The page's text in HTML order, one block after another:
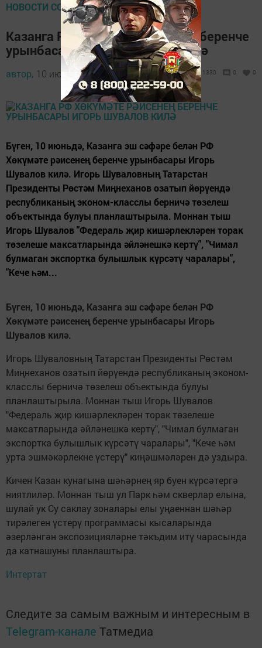
НОВОСТИ СО ВСЕГО СВЕТА
Казанга РФ Хөкүмәте рәисенең беренче
урынбасары Игорь Шувалов килә
автор, 10 июнь 2016 - 08:42 1330 0 0
Бүген, 10 июньдә, Казанга эш сәфәре белән РФ
Хөкүмәте рәисенең беренче урынбасары Игорь
Шувалов килә. Игорь Шуваловның Татарстан
Президенты Рөстәм Миңнеханов озатып йөрүендә
республиканың эконом-класслы берничә төзелеш
объектында булуы планлаштырыла. Моннан тыш
Игорь Шувалов "Федераль җир кишәрлекләрен торак
төзелеше максатларында әйләнешкә кертү", "Чимал
булмаган экспортка булышлык күрсәтү чаралары",
"Кече һәм...
Бүген, 10 июньдә, Казанга эш сәфәре белән РФ
Хөкүмәте рәисенең беренче урынбасары Игорь
Шувалов килә.
Игорь Шуваловның Татарстан Президенты Рөстәм
Миңнеханов озатып йөрүендә республиканың эконом-
класслы берничә төзелеш объектында булуы
планлаштырыла. Моннан тыш Игорь Шувалов
"Федераль җир кишәрлекләрен торак төзелеше
максатларында әйләнешкә кертү", "Чимал булмаган
экспортка булышлык күрсәтү чаралары", "Кече һәм
урта эшмәкәрлекне үстерү" киңәшмәләрен дә уздыра.
Кичен Казан кунагына шәһәрнең яр буен күрсәтергә
ниятлиләр. Моннан тыш ул Парк һәм скверлар елына,
шулай ук Су саклау зоналары елы уңаеннан шәһәр
тирәлеген үстерү программасы кысаларында
әзерләнгән экспозицияләрне тәкъдим итү чарасында
да катнашуны планлаштыра.
Интертат
Следите за самым важным и интересным в
Telegram-канале Татмедиа